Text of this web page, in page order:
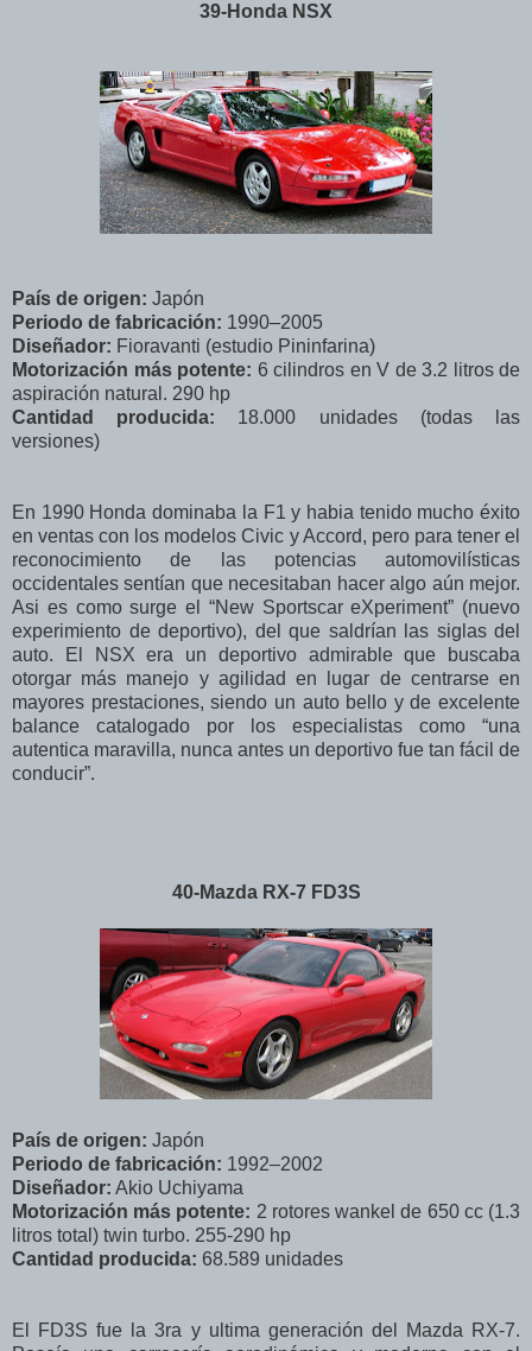
39-Honda NSX
País de origen: Japón
Periodo de fabricación: 1990–2005
Diseñador: Fioravanti (estudio Pininfarina)
Motorización más potente: 6 cilindros en V de 3.2 litros de
aspiración natural. 290 hp
Cantidad producida: 18.000 unidades (todas las
versiones)
En 1990 Honda dominaba la F1 y habia tenido mucho éxito
en ventas con los modelos Civic y Accord, pero para tener el
reconocimiento de las potencias automovilísticas
occidentales sentían que necesitaban hacer algo aún mejor.
Asi es como surge el “New Sportscar eXperiment” (nuevo
experimiento de deportivo), del que saldrían las siglas del
auto. El NSX era un deportivo admirable que buscaba
otorgar más manejo y agilidad en lugar de centrarse en
mayores prestaciones, siendo un auto bello y de excelente
balance catalogado por los especialistas como “una
autentica maravilla, nunca antes un deportivo fue tan fácil de
conducir”.
40-Mazda RX-7 FD3S
País de origen: Japón
Periodo de fabricación: 1992–2002
Diseñador: Akio Uchiyama
Motorización más potente: 2 rotores wankel de 650 cc (1.3
litros total) twin turbo. 255-290 hp
Cantidad producida: 68.589 unidades
El FD3S fue la 3ra y ultima generación del Mazda RX-7.